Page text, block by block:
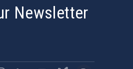
Newsletter